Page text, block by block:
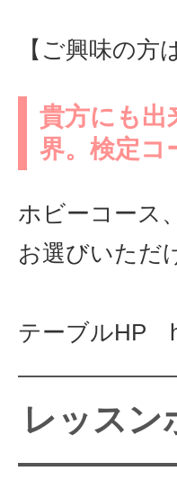
【ご興味の方
貴方にも出
界。検定コ
ホビーコース
お選びいただ
テーブルHP
レッスン